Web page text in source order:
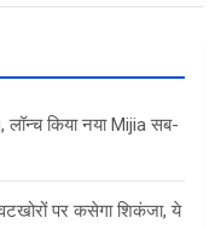
किया नया Mijia सब-
पर कसेगा शिकंजा, ये